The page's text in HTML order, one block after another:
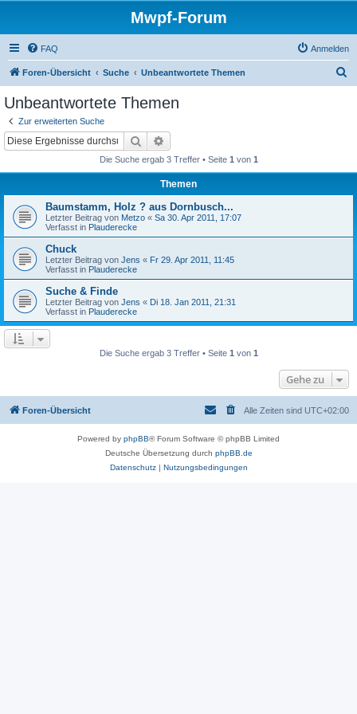
Mwpf-Forum
FAQ Anmelden
Foren-Übersicht Suche Unbeantwortete Themen
Unbeantwortete Themen
Zur erweiterten Suche
Suche
Die Suche ergab 3 Treffer • Seite 1 von 1
Themen
Baumstamm, Holz ? aus Dornbusch...
Letzter Beitrag von Metzo « Sa 30. Apr 2011, 17:07
Verfasst in Plauderecke
Chuck
Letzter Beitrag von Jens « Fr 29. Apr 2011, 11:45
Verfasst in Plauderecke
Suche & Finde
Letzter Beitrag von Jens « Di 18. Jan 2011, 21:31
Verfasst in Plauderecke
Die Suche ergab 3 Treffer • Seite 1 von 1
Gehe zu
Foren-Übersicht Alle Zeiten sind UTC+02:00
Powered by phpBB® Forum Software © phpBB Limited
Deutsche Übersetzung durch phpBB.de
Datenschutz| Nutzungsbedingungen